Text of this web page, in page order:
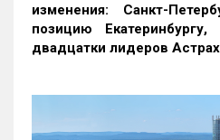
изменения: Санкт-
позицию
двадцатки лидеров